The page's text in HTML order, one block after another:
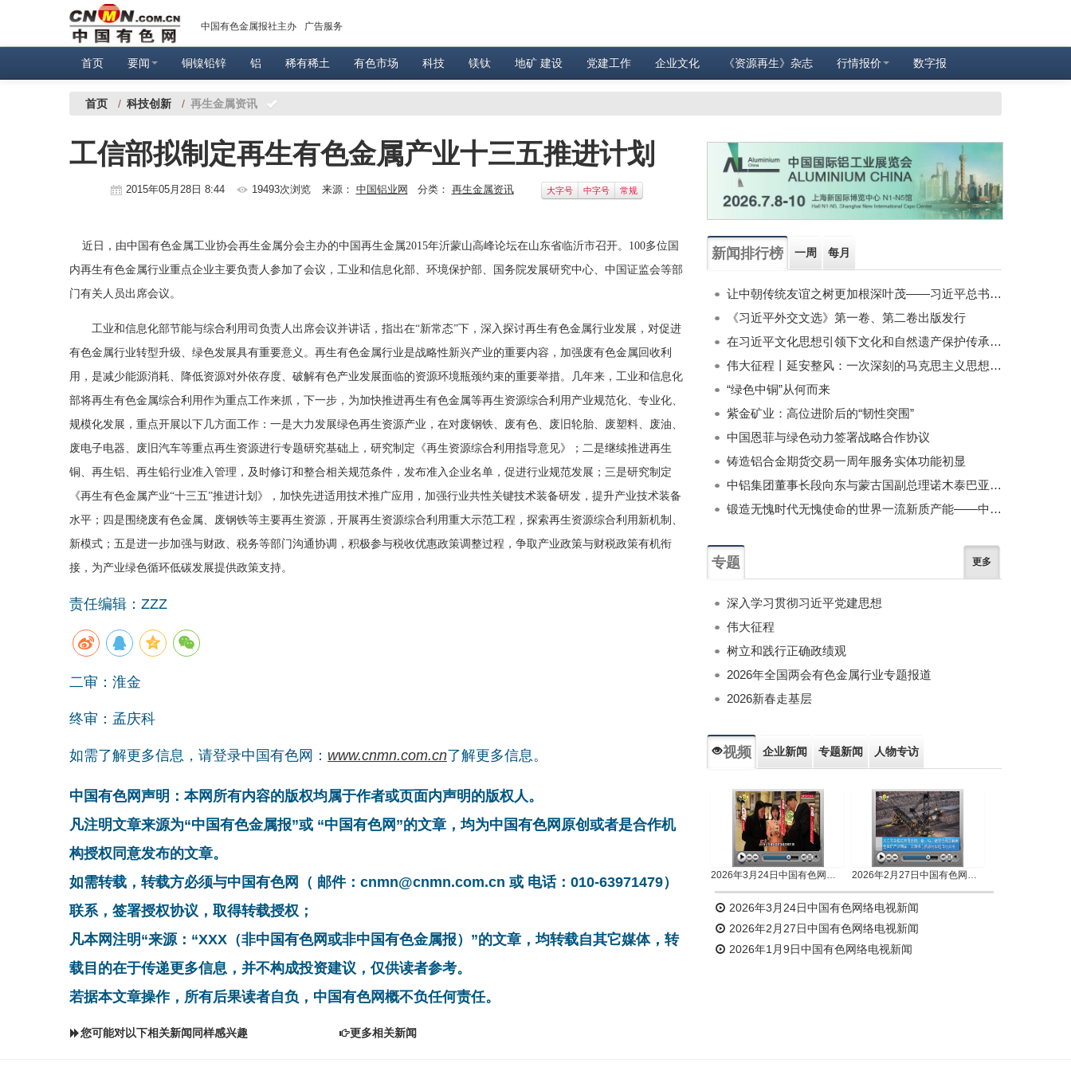
中国有色金属报社主办 广告服务
首页 要闻 铜镍铅锌 铝 稀有稀土 有色市场 科技 镁钛 地矿 建设 党建工作 企业文化 《资源再生》杂志 行情报价 数字报
首页 / 科技创新 / 再生金属资讯
工信部拟制定再生有色金属产业十三五推进计划
2015年05月28日 8:44 19493次浏览 来源： 中国铝业网 分类： 再生金属资讯 大字号 中字号 常规
近日，由中国有色金属工业协会再生金属分会主办的中国再生金属2015年沂蒙山高峰论坛在山东省临沂市召开。100多位国
内再生有色金属行业重点企业主要负责人参加了会议，工业和信息化部、环境保护部、国务院发展研究中心、中国证监会等部
门有关人员出席会议。
工业和信息化部节能与综合利用司负责人出席会议并讲话，指出在“新常态”下，深入探讨再生有色金属行业发展，对促进
有色金属行业转型升级、绿色发展具有重要意义。再生有色金属行业是战略性新兴产业的重要内容，加强废有色金属回收利
用，是减少能源消耗、降低资源对外依存度、破解有色产业发展面临的资源环境瓶颈约束的重要举措。几年来，工业和信息化
部将再生有色金属综合利用作为重点工作来抓，下一步，为加快推进再生有色金属等再生资源综合利用产业规范化、专业化、
规模化发展，重点开展以下几方面工作：一是大力发展绿色再生资源产业，在对废钢铁、废有色、废旧轮胎、废塑料、废油、
废电子电器、废旧汽车等重点再生资源进行专题研究基础上，研究制定《再生资源综合利用指导意见》；二是继续推进再生
铜、 再生铝 、再生铅行业准入管理，及时修订和整合相关规范条件，发布准入企业名单，促进行业规范发展；三是研究制定
《再生有色金属产业“十三五”推进计划》，加快先进适用技术推广应用，加强行业共性关键技术装备研发，提升产业技术装备
水平；四是围绕废有色金属、废钢铁等主要再生资源，开展再生资源综合利用重大示范工程，探索再生资源综合利用新机制、
新模式；五是进一步加强与财政、税务等部门沟通协调，积极参与税收优惠政策调整过程，争取产业政策与财税政策有机衔
接，为产业绿色循环低碳发展提供政策支持。
责任编辑：ZZZ
二审：淮金
终审：孟庆科
如需了解更多信息，请登录中国有色网： www.cnmn.com.cn了解更多信息。
中国有色网声明：本网所有内容的版权均属于作者或页面内声明的版权人。
凡注明文章来源为“中国有色金属报”或 “中国有色网”的文章，均为中国有色网原创或者是合作机
构授权同意发布的文章。
如需转载，转载方必须与中国有色网（ 邮件：cnmn@cnmn.com.cn 或 电话：010-63971479）
联系，签署授权协议，取得转载授权；
凡本网注明“来源：“XXX（非中国有色网或非中国有色金属报）”的文章，均转载自其它媒体，转
载目的在于传递更多信息，并不构成投资建议，仅供读者参考。
若据本文章操作，所有后果读者自负，中国有色网概不负任何责任。
您可能对以下相关新闻同样感兴趣 更多相关新闻
新闻排行榜 一周 每月
让中朝传统友谊之树更加根深叶茂——习近平总书记对朝鲜进行国事访问纪实
《习近平外交文选》第一卷、第二卷出版发行
在习近平文化思想引领下文化和自然遗产保护传承利用工作开创新局面
伟大征程丨延安整风：一次深刻的马克思主义思想教育运动
“绿色中铜”从何而来
紫金矿业：高位进阶后的“韧性突围”
中国恩菲与绿色动力签署战略合作协议
铸造铝合金期货交易一周年服务实体功能初显
中铝集团董事长段向东与蒙古国副总理诺木泰巴亚尔举行会谈
锻造无愧时代无愧使命的世界一流新质产能——中国有色金属工业的战略应对与破局之道（二）
专题 更多
深入学习贯彻习近平党建思想
伟大征程
树立和践行正确政绩观
2026年全国两会有色金属行业专题报道
2026新春走基层
视频 企业新闻 专题新闻 人物专访
2026年3月24日中国有色网络电视新闻 2026年2月27日中国有色网络电视新闻
2026年3月24日中国有色网络电视新闻
2026年2月27日中国有色网络电视新闻
2026年1月9日中国有色网络电视新闻